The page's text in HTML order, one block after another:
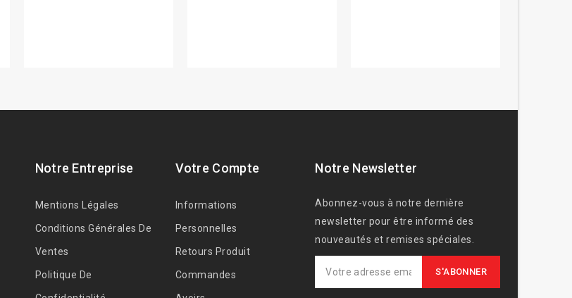
Notre Entreprise
Mentions Légales
Conditions Générales De
Ventes
Politique De
Votre Compte
Informations
Personnelles
Retours Produit
Commandes
Notre Newsletter
Abonnez-vous à notre dernière
newsletter pour être informé des
nouveautés et remises spéciales.